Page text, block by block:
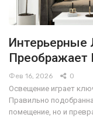
Преображает
Фев 16, 2026 0
Освещение играет
Правильно
помещение, но и